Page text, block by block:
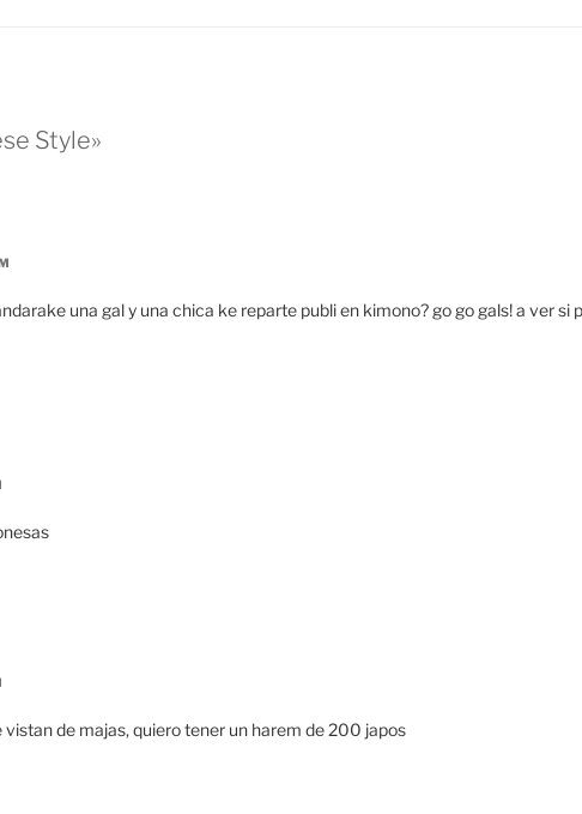
Style»
una gal y una chica ke reparte publi en kimono? go go gals! a ver si
vistan de majas, quiero tener un harem de 200 japos